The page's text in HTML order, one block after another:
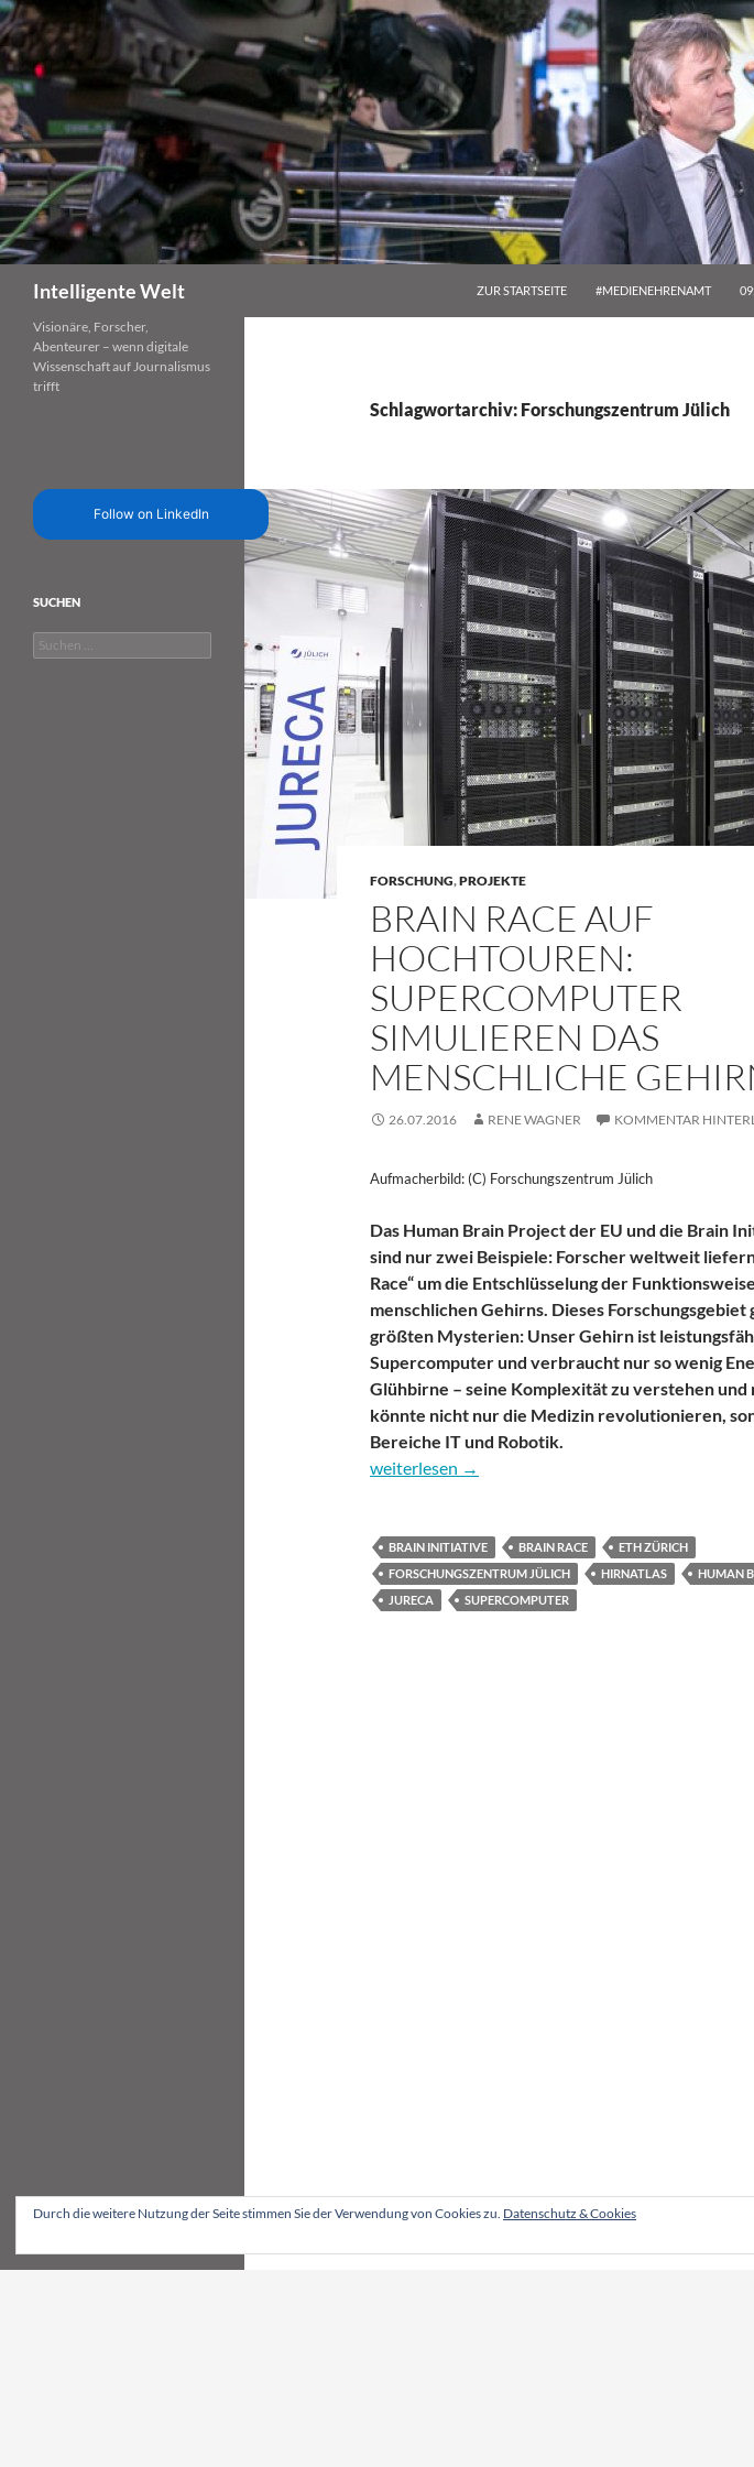
Zum
Inhalt
springen
Intelligente Welt ZUR STARTSEITE #MEDIENEHRENAMT
Schlagwortarchiv: Forschungszentrum Jülich
FORSCHUNG,PROJEKTE
BRAIN RACE AUF
HOCHTOUREN:
SUPERCOMPUTER
SIMULIEREN DAS
MENSCHLICHE
26.07.2016 RENE WAGNER KOMMENTAR
Aufmacherbild: (C) Forschungszentrum Jülich
Das Human Brain Project der EU und die Brain
sind nur zwei Beispiele: Forscher weltweit
Race“ um die Entschlüsselung der
menschlichen Gehirns. Dieses Forschungsgebiet
größten Mysterien: Unser Gehirn ist
Supercomputer und verbraucht nur so wenig
Glühbirne – seine Komplexität zu verstehen und
könnte nicht nur die Medizin revolutionieren,
Bereiche IT und Robotik.
Brain Race auf Hochtouren: Supercomputer
weiterlesen →
BRAIN INITIATIVE BRAIN RACE
ETH ZÜRICH
FORSCHUNGSZENTRUM JÜLICH
HIRNATLAS
HUMAN
JURECA
SUPERCOMPUTER
Visionäre, Forscher,
Abenteurer – wenn digitale
Wissenschaft auf Journalismus
trifft
Follow on LinkedIn
SUCHEN
Suchen
nach:
Durch die weitere Nutzung der Seite stimmen Sie der Verwendung von Cookies zu. Datenschutz & Cookies